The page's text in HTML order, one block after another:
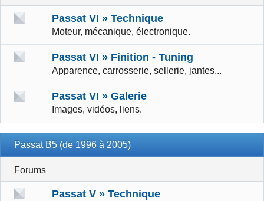
Passat VI » Technique
Moteur, mécanique, électronique.
Passat VI » Finition - Tuning
Apparence, carrosserie, sellerie, jantes...
Passat VI » Galerie
Images, vidéos, liens.
Passat B5 (de 1996 à 2005)
Forums
Passat V » Technique